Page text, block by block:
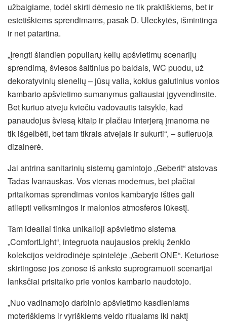
užbaigiame, todėl skirti dėmesio ne tik praktiškiems, bet ir
estetiškiems sprendimams, pasak D. Uleckytės, išmintinga
ir net patartina.
„Įrengti šiandien populiarų kelių apšvietimų scenarijų
sprendimą, šviesos šaltinius po baldais, WC puodu, už
dekoratyvinių sienelių – jūsų valia, kokius galutinius vonios
kambario apšvietimo sumanymus galiausiai įgyvendinsite.
Bet kuriuo atveju kviečiu vadovautis taisykle, kad
panaudojus šviesą kitaip ir plačiau interjerą įmanoma ne
tik išgelbėti, bet tam tikrais atvejais ir sukurti“, – sufleruoja
dizainerė.
Jai antrina sanitarinių sistemų gamintojo „Geberit“ atstovas
Tadas Ivanauskas. Vos vienas modernus, bet plačiai
pritaikomas sprendimas vonios kambaryje išties gali
atliepti veiksmingos ir malonios atmosferos lūkestį.
Tam idealiai tinka unikalioji apšvietimo sistema
„ComfortLight“, integruota naujausios prekių ženklo
kolekcijos veidrodinėje spintelėje „Geberit ONE“. Keturiose
skirtingose jos zonose iš anksto suprogramuoti scenarijai
lanksčiai prisitaiko prie vonios kambario naudotojo.
„Nuo vadinamojo darbinio apšvietimo kasdieniams
moteriškiems ir vyriškiems veido ritualams iki naktį